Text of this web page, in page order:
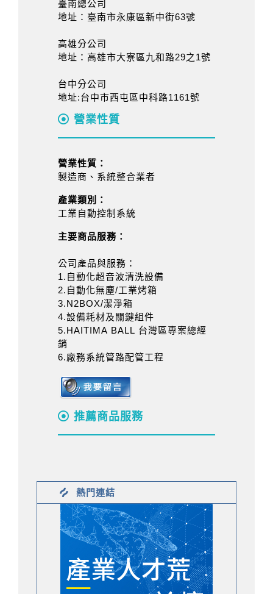
臺南總公司
地址：臺南市永康區新中街63號
高雄分公司
地址：高雄市大寮區九和路29之1號
台中分公司
地址:台中市西屯區中科路1161號
營業性質
營業性質：
製造商、系統整合業者
產業類別：
工業自動控制系統
主要商品服務：
公司產品與服務：
1.自動化超音波清洗設備
2.自動化無塵/工業烤箱
3.N2BOX/潔淨箱
4.設備耗材及關鍵組件
5.HAITIMA BALL 台灣區專案總經
銷
6.廠務系統管路配管工程
推薦商品服務
熱門連結